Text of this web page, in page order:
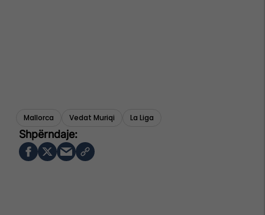
Mallorca Vedat Muriqi La Liga